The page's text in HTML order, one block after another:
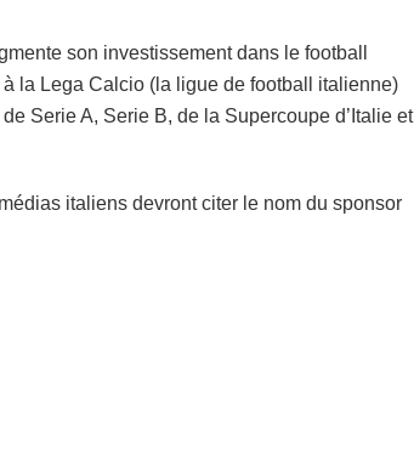
son investissement dans le football
la Lega Calcio (la ligue de football italienne)
Serie A, Serie B, de la Supercoupe d’Italie et
italiens devront citer le nom du sponsor